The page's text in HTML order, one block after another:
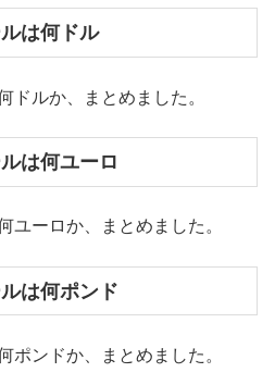
は何ドル
ドルか、まとめました。
は何ユーロ
ユーロか、まとめました。
は何ポンド
ポンドか、まとめました。